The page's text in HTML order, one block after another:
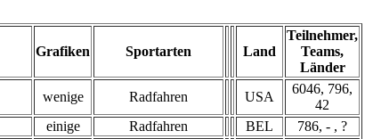
Grafiken Sportarten Land
Teilnehmer,
Teams,
Länder
wenige Radfahren USA
6046, 796,
42
einige Radfahren BEL
786, - , ?